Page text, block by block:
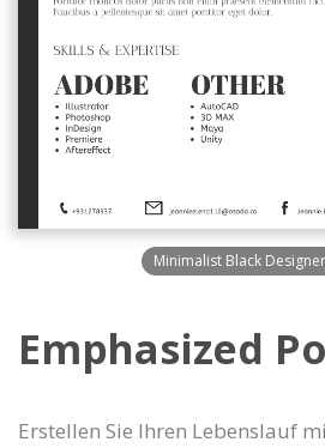
Minimalist Black
Emphasized
Erstellen Sie Ihren Lebenslauf